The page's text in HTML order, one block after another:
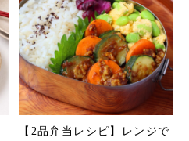
【2品弁当レシピ】レンジで